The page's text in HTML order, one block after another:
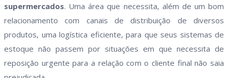
supermercados. Uma área que necessita, além de um bom
relacionamento com canais de distribuição de diversos
produtos, uma logística eficiente, para que seus sistemas de
estoque não passem por situações em que necessita de
reposição urgente para a relação com o cliente final não saia